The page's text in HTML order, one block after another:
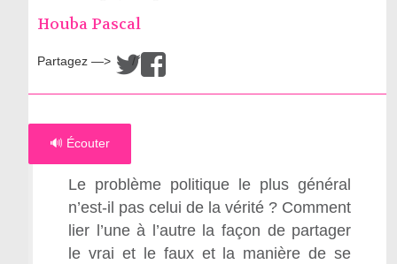
Houba Pascal
Partagez —> /
🔊 Écouter
Le problème politique le plus général
n’est-il pas celui de la vérité ? Comment
lier l’une à l’autre la façon de partager
le vrai et le faux et la manière de se